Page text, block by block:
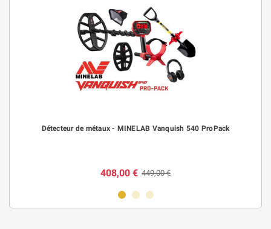
Détecteur de métaux - MINELAB Vanquish 540 ProPack
408,00 € 449,00 €